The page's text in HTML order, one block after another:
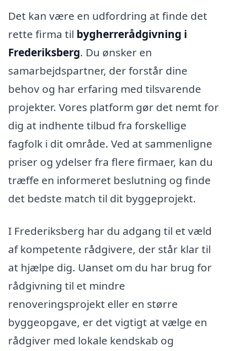
Det kan være en udfordring at finde det
rette firma til bygherrerådgivning i
Frederiksberg. Du ønsker en
samarbejdspartner, der forstår dine
behov og har erfaring med tilsvarende
projekter. Vores platform gør det nemt for
dig at indhente tilbud fra forskellige
fagfolk i dit område. Ved at sammenligne
priser og ydelser fra flere firmaer, kan du
træffe en informeret beslutning og finde
det bedste match til dit byggeprojekt.
I Frederiksberg har du adgang til et væld
af kompetente rådgivere, der står klar til
at hjælpe dig. Uanset om du har brug for
rådgivning til et mindre
renoveringsprojekt eller en større
byggeopgave, er det vigtigt at vælge en
rådgiver med lokale kendskab og